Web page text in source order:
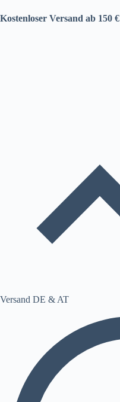
Kostenloser Versand ab 150 €
Versand DE & AT